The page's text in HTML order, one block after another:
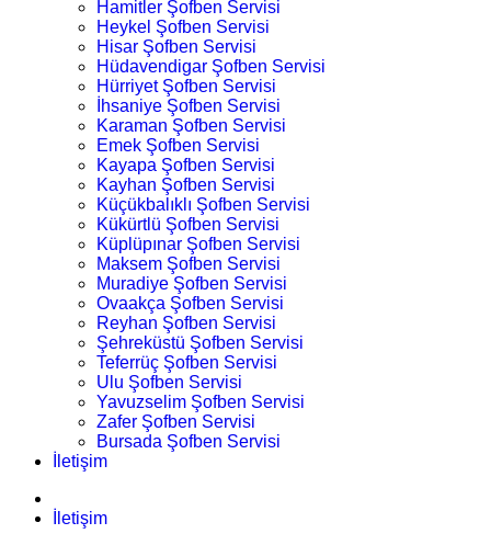
Hamitler Şofben Servisi
Heykel Şofben Servisi
Hisar Şofben Servisi
Hüdavendigar Şofben Servisi
Hürriyet Şofben Servisi
İhsaniye Şofben Servisi
Karaman Şofben Servisi
Emek Şofben Servisi
Kayapa Şofben Servisi
Kayhan Şofben Servisi
Küçükbalıklı Şofben Servisi
Kükürtlü Şofben Servisi
Küplüpınar Şofben Servisi
Maksem Şofben Servisi
Muradiye Şofben Servisi
Ovaakça Şofben Servisi
Reyhan Şofben Servisi
Şehreküstü Şofben Servisi
Teferrüç Şofben Servisi
Ulu Şofben Servisi
Yavuzselim Şofben Servisi
Zafer Şofben Servisi
Bursada Şofben Servisi
İletişim
İletişim